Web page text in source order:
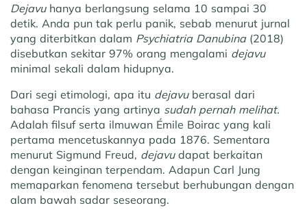
Dejavu hanya berlangsung selama 10 sampai 30
detik. Anda pun tak perlu panik, sebab menurut jurnal
yang diterbitkan dalam Psychiatria Danubina(2018)
disebutkan sekitar 97% orang mengalami dejavu
minimal sekali dalam hidupnya.
Dari segi etimologi, apa itu dejavu berasal dari
bahasa Prancis yang artinya sudah pernah melihat.
Adalah filsuf serta ilmuwan Émile Boirac yang kali
pertama mencetuskannya pada 1876. Sementara
menurut Sigmund Freud, dejavu dapat berkaitan
dengan keinginan terpendam. Adapun Carl Jung
memaparkan fenomena tersebut berhubungan dengan
alam bawah sadar seseorang.